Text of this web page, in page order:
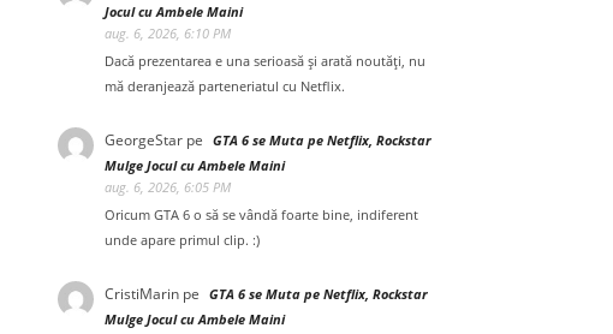
Jocul cu Ambele Maini
aug. 6, 2026, 6:10 PM
Dacă prezentarea e una serioasă și arată noutăți, nu
mă deranjează parteneriatul cu Netflix.
GeorgeStar pe GTA 6 se Muta pe Netflix, Rockstar
Mulge Jocul cu Ambele Maini
aug. 6, 2026, 6:05 PM
Oricum GTA 6 o să se vândă foarte bine, indiferent
unde apare primul clip. :)
CristiMarin pe GTA 6 se Muta pe Netflix, Rockstar
Mulge Jocul cu Ambele Maini